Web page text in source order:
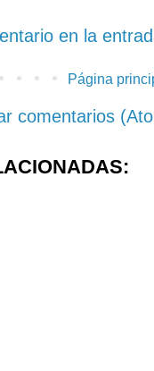
en la
Página
comentarios